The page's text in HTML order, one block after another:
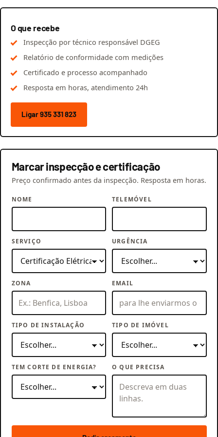
O que recebe
Inspecção por técnico responsável DGEG
Relatório de conformidade com medições
Certificado e processo acompanhado
Resposta em horas, atendimento 24h
Ligar 935 331 823
Marcar inspecção e certificação
Preço confirmado antes da inspecção. Resposta em horas.
NOME TELEMÓVEL
SERVIÇO URGÊNCIA
ZONA EMAIL
TIPO DE INSTALAÇÃO TIPO DE IMÓVEL
TEM CORTE DE ENERGIA? O QUE PRECISA